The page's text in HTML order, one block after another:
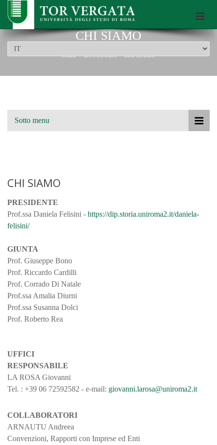
Scuola di Dottorato dell’Università di Roma Tor Vergata
CHI SIAMO
Home LA SCUOLA CHI SIAMO
Sotto menu
CHI SIAMO
PRESIDENTE
Prof.ssa Daniela Felisini - https://dip.storia.uniroma2.it/daniela-
felisini/
GIUNTA
Prof. Giuseppe Bono
Prof. Riccardo Cardilli
Prof. Corrado Di Natale
Prof.ssa Amalia Diurni
Prof.ssa Susanna Dolci
Prof. Roberto Rea
UFFICI
RESPONSABILE
LA ROSA Giovanni
Tel. : +39 06 72592582 - e-mail: giovanni.larosa@uniroma2.it
COLLABORATORI
ARNAUTU Andreea
Convenzioni, Rapporti con Imprese ed Enti